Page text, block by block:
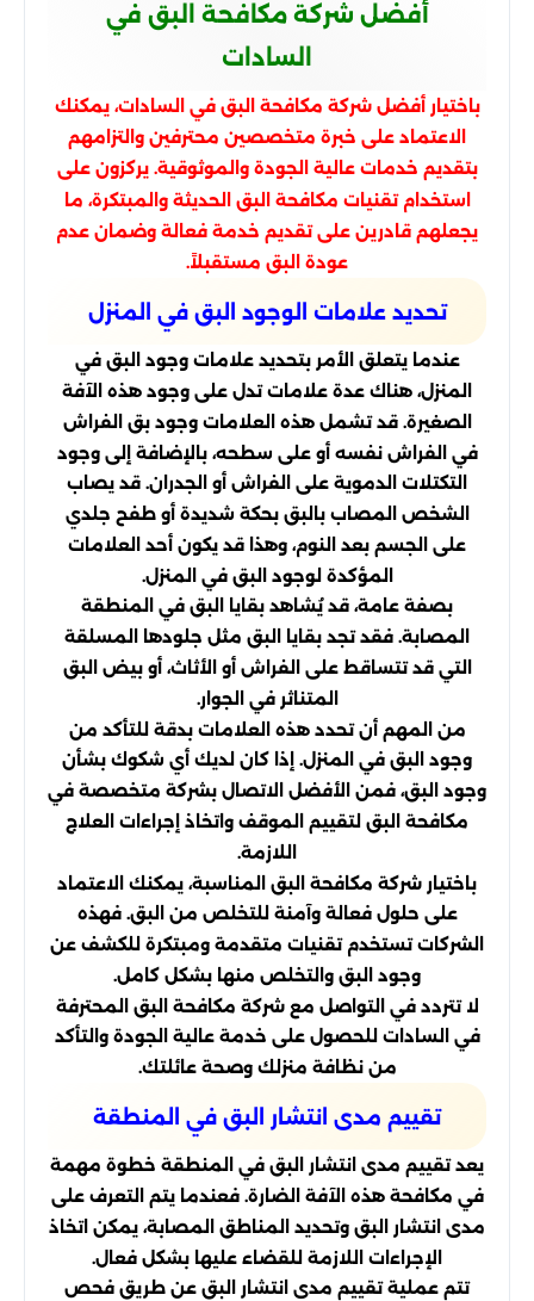
أفضل شركة مكافحة البق في
السادات
باختيار أفضل شركة مكافحة البق في السادات، يمكنك
الاعتماد على خبرة متخصصين محترفين والتزامهم
بتقديم خدمات عالية الجودة والموثوقية. يركزون على
استخدام تقنيات مكافحة البق الحديثة والمبتكرة، ما
يجعلهم قادرين على تقديم خدمة فعالة وضمان عدم
عودة البق مستقبلاً.
تحديد علامات الوجود البق في المنزل
عندما يتعلق الأمر بتحديد علامات وجود البق في
المنزل، هناك عدة علامات تدل على وجود هذه الآفة
الصغيرة. قد تشمل هذه العلامات وجود بق الفراش
في الفراش نفسه أو على سطحه، بالإضافة إلى وجود
التكتلات الدموية على الفراش أو الجدران. قد يصاب
الشخص المصاب بالبق بحكة شديدة أو طفح جلدي
على الجسم بعد النوم، وهذا قد يكون أحد العلامات
المؤكدة لوجود البق في المنزل.
بصفة عامة، قد يُشاهد بقايا البق في المنطقة
المصابة. فقد تجد بقايا البق مثل جلودها المسلقة
التي قد تتساقط على الفراش أو الأثاث، أو بيض البق
المتناثر في الجوار.
من المهم أن تحدد هذه العلامات بدقة للتأكد من
وجود البق في المنزل. إذا كان لديك أي شكوك بشأن
وجود البق، فمن الأفضل الاتصال بشركة متخصصة في
مكافحة البق لتقييم الموقف واتخاذ إجراءات العلاج
اللازمة.
باختيار شركة مكافحة البق المناسبة، يمكنك الاعتماد
على حلول فعالة وآمنة للتخلص من البق. فهذه
الشركات تستخدم تقنيات متقدمة ومبتكرة للكشف عن
وجود البق والتخلص منها بشكل كامل.
لا تتردد في التواصل مع شركة مكافحة البق المحترفة
في السادات للحصول على خدمة عالية الجودة والتأكد
من نظافة منزلك وصحة عائلتك.
تقييم مدى انتشار البق في المنطقة
يعد تقييم مدى انتشار البق في المنطقة خطوة مهمة
في مكافحة هذه الآفة الضارة. فعندما يتم التعرف على
مدى انتشار البق وتحديد المناطق المصابة، يمكن اتخاذ
الإجراءات اللازمة للقضاء عليها بشكل فعال.
تتم عملية تقييم مدى انتشار البق عن طريق فحص